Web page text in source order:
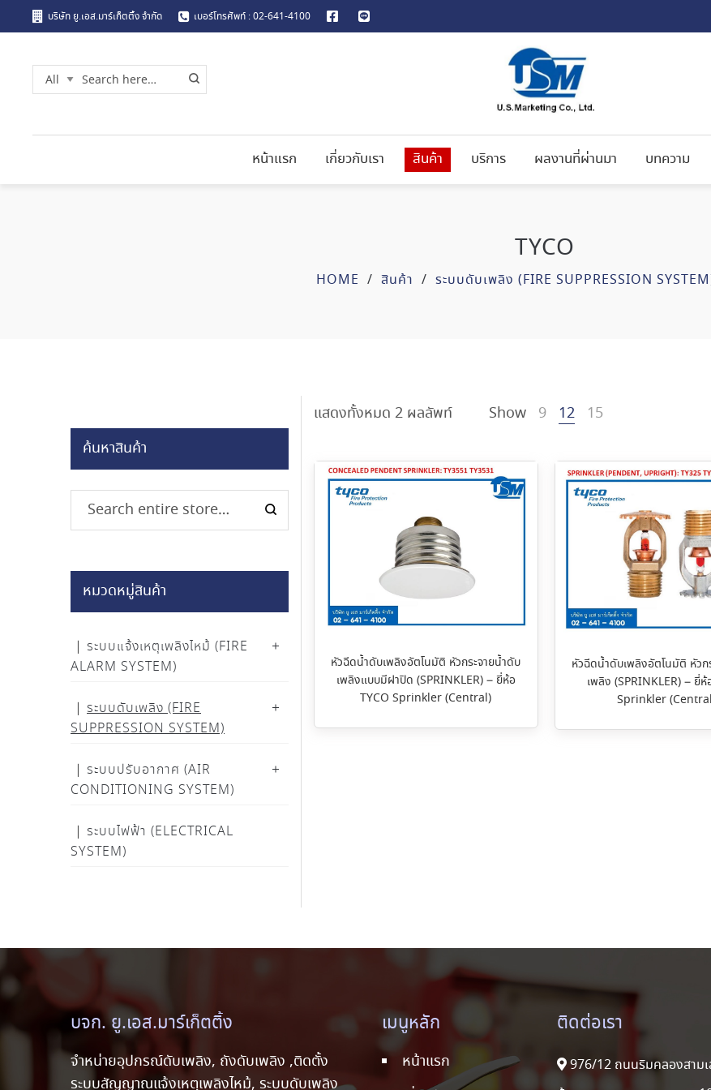
บริษัท ยู.เอส.มาร์เก็ตติ้ง จำกัด เบอร์โทรศัพท์ : 02-641-4100
หน้าแรก เกี่ยวกับเรา สินค้า บริการ ผลงานที่ผ่านมา บทความ
TYCO
HOME / สินค้า / ระบบดับเพลิง (FIRE SUPPRESSION
แสดงทั้งหมด 2 ผลลัพท์ Show 9 12 15
หัวฉีดน้ำดับเพลิงอัตโนมัติ หัวกระจายน้ำดับ
เพลิงแบบมีฝาปิด (SPRINKLER) – ยี่ห้อ
TYCO Sprinkler (Central)
หัวฉีดน้ำดับเพลิงอัตโนมัติ หัวก
เพลิง (SPRINKLER) – ยี่ห้
Sprinkler
ค้นหาสินค้า
หมวดหมู่สินค้า
ระบบแจ้งเหตุเพลิงไหม้ (FIRE
ALARM SYSTEM)
ระบบดับเพลิง (FIRE
SUPPRESSION SYSTEM)
ระบบปรับอากาศ (AIR
CONDITIONING SYSTEM)
ระบบไฟฟ้า (ELECTRICAL
SYSTEM)
บจก. ยู.เอส.มาร์เก็ตติ้ง
จำหน่ายอุปกรณ์ดับเพลิง, ถังดับเพลิง ,ติดตั้ง
ระบบสัญญาณแจ้งเหตุเพลิงไหม้, ระบบดับเพลิง
เมนูหลัก
หน้าแรก
ติดต่อเรา
976/12 ถนนริมคลองสามเ